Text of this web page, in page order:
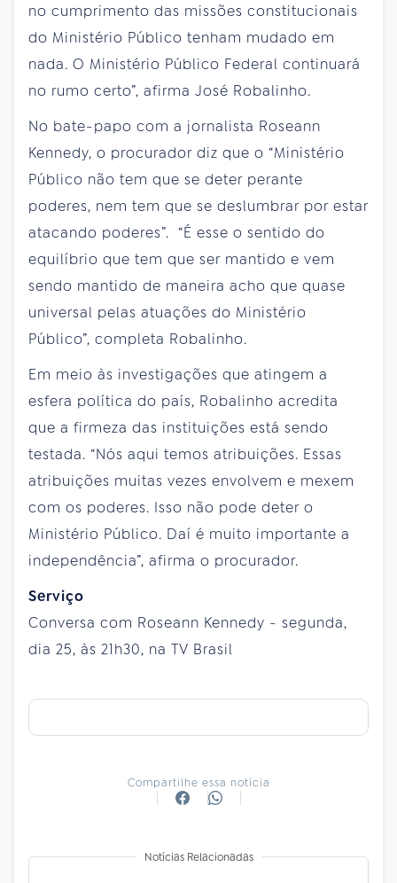
no cumprimento das missões constitucionais
do Ministério Público tenham mudado em
nada. O Ministério Público Federal continuará
no rumo certo”, afirma José Robalinho.
No bate-papo com a jornalista Roseann
Kennedy, o procurador diz que o “Ministério
Público não tem que se deter perante
poderes, nem tem que se deslumbrar por estar
atacando poderes”. “É esse o sentido do
equilíbrio que tem que ser mantido e vem
sendo mantido de maneira acho que quase
universal pelas atuações do Ministério
Público”, completa Robalinho.
Em meio às investigações que atingem a
esfera política do país, Robalinho acredita
que a firmeza das instituições está sendo
testada. “Nós aqui temos atribuições. Essas
atribuições muitas vezes envolvem e mexem
com os poderes. Isso não pode deter o
Ministério Público. Daí é muito importante a
independência”, afirma o procurador.
Serviço
Conversa com Roseann Kennedy - segunda,
dia 25, às 21h30, na TV Brasil
Compartilhe essa notícia
Notícias Relacionadas